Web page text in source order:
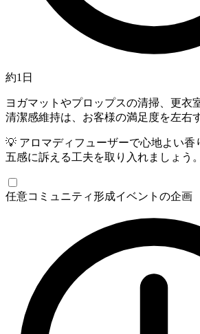
約1日
ヨガマットやプロップスの清掃、更衣
清潔感維持は、お客様の満足度を左右
💡 アロマディフューザーで心地よい香
五感に訴える工夫を取り入れましょう。
任意コミュニティ形成イベントの企画